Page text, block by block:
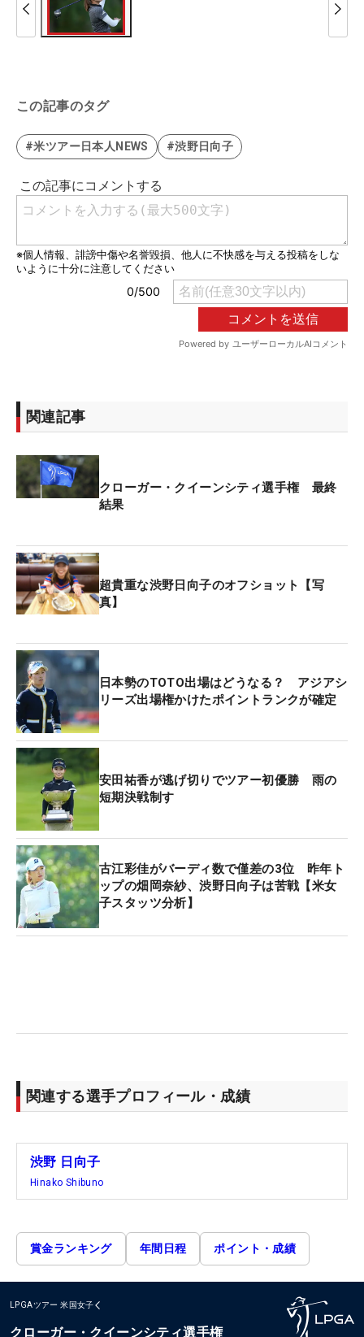
この記事のタグ
#米ツアー日本人NEWS #渋野日向子
関連記事
クローガー・クイーンシティ選手権 最終
結果
超貴重な渋野日向子のオフショット【写
真】
日本勢のTOTO出場はどうなる？ アジアシ
リーズ出場権かけたポイントランクが確定
安田祐香が逃げ切りでツアー初優勝 雨の
短期決戦制す
古江彩佳がバーディ数で僅差の3位 昨年ト
ップの畑岡奈紗、渋野日向子は苦戦【米女
子スタッツ分析】
関連する選手プロフィール・成績
渋野 日向子
Hinako Shibuno
賞金ランキング 年間日程 ポイント・成績
LPGAツアー 米国女子
クローガー・クイーンシティ選手権